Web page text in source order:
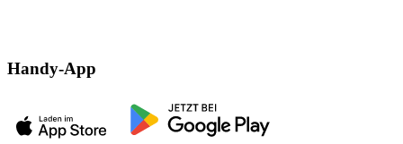
Handy-App